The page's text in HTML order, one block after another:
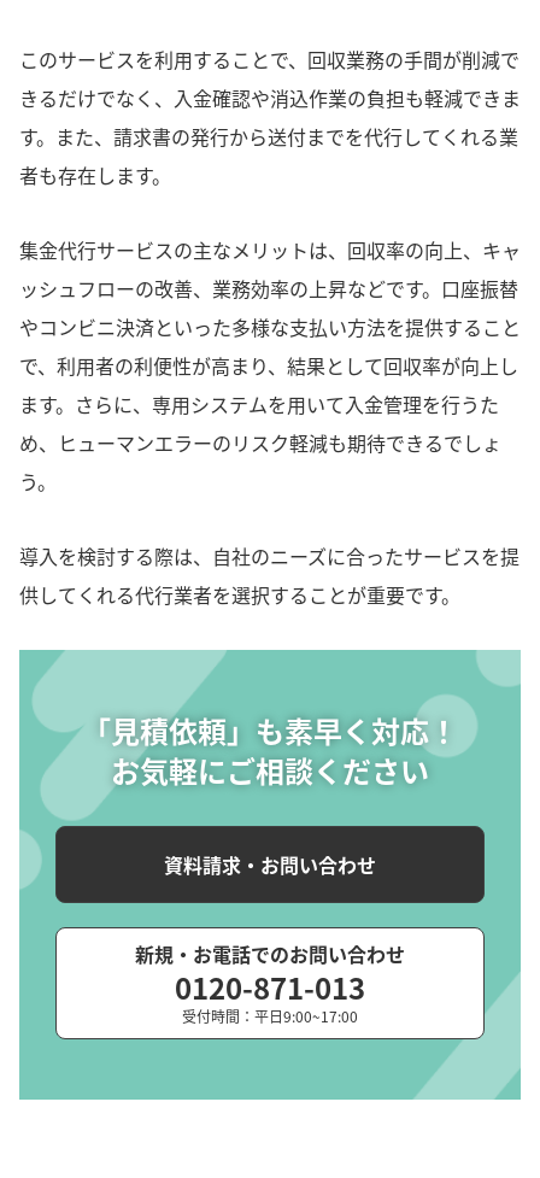
このサービスを利用することで、回収業務の手間が削減で
きるだけでなく、入金確認や消込作業の負担も軽減できま
す。また、請求書の発行から送付までを代行してくれる業
者も存在します。
集金代行サービスの主なメリットは、回収率の向上、キャ
ッシュフローの改善、業務効率の上昇などです。口座振替
やコンビニ決済といった多様な支払い方法を提供すること
で、利用者の利便性が高まり、結果として回収率が向上し
ます。さらに、専用システムを用いて入金管理を行うた
め、ヒューマンエラーのリスク軽減も期待できるでしょ
う。
導入を検討する際は、自社のニーズに合ったサービスを提
供してくれる代行業者を選択することが重要です。
「見積依頼」も素早く対応！
お気軽にご相談ください
資料請求・お問い合わせ
新規・お電話でのお問い合わせ
0120-871-013
受付時間：平日9:00~17:00